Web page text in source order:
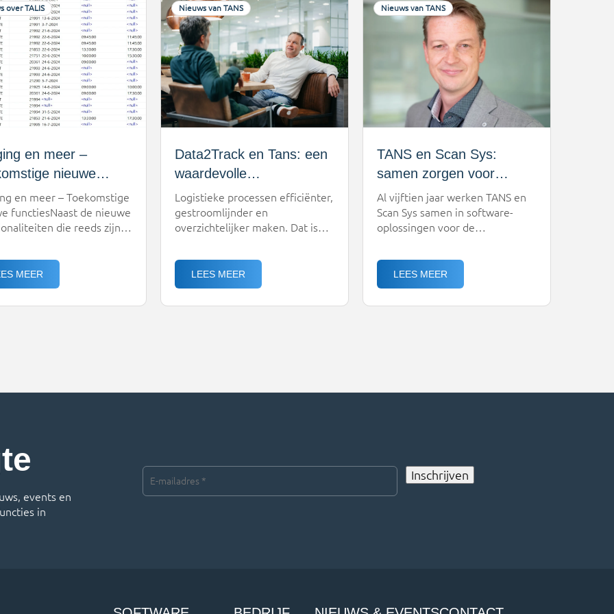
voor de inkoopkant!
release staat voor
en zal […]
het onderhoudsgemak van
IMPACT aanzienlijk
verbetert.Wat is er veranderd?
We hebben de manier […]
planning, gemak in gebruik, en
directe toegevoegde waarde
voor de operatie.Waarom steeds
meer klanten kiezen voor
IMPACTSinds de […]
over TALIS
en meer –
nieuwe
en meer – Toekomstige
functiesNaast de nieuwe
die reeds zijn
verbeteren. De basis
blijven de diverse
die jullie, onze klanten, in
jaren hebben
MEER
Nieuws van TANS
Data2Track en Tans: een
waardevolle
samenwerking
Logistieke processen efficiënter,
gestroomlijnder en
overzichtelijker maken. Dat is
levert aan logistieke bedrijven.
Met een innovatieve
boordcomputer bieden zij de
ideale assistent voor iedere
niets werken Tans en
LEES MEER
Nieuws van TANS
TANS en Scan Sys:
samen zorgen voor
gemak in planning en
administratie in de
transportsector
Al vijftien jaar werken TANS en
Scan Sys samen in software-
oplossingen voor de
senior accountmanager bij Scan
Sys: “Onze processen maken het
werk eenvoudiger, efficiënter,
leuker, sneller en goedkoper.”
[…]
LEES MEER
events en
in
E-
mailadres
Inschrijven